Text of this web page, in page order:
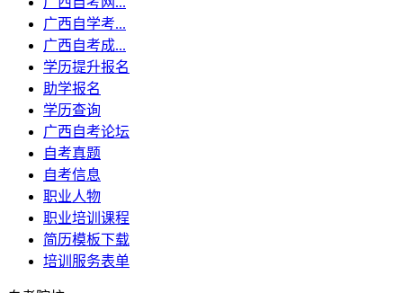
广西自学考...
广西自考成...
学历提升报名
助学报名
学历查询
广西自考论坛
自考真题
自考信息
职业人物
职业培训课程
简历模板下载
培训服务表单